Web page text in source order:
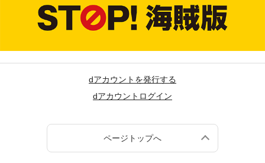
dアカウントを発行する
dアカウントログイン
ページトップへ